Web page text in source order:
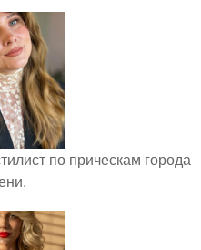
по прическам города